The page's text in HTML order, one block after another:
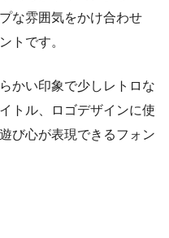
な雰囲気をかけ合わせ
トです。
かい印象で少しレトロな
トル、ロゴデザインに使
び心が表現できるフォン